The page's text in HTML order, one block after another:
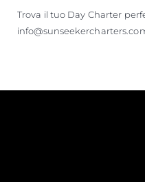
Trova il tuo Day Charter